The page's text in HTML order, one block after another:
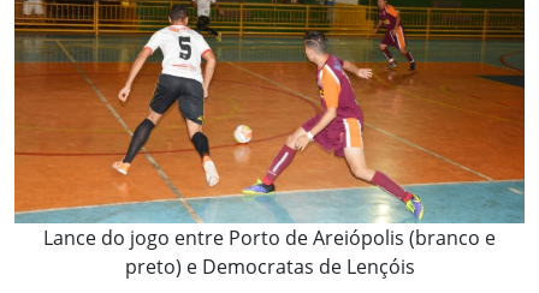
Lance do jogo entre Porto de Areiópolis (branco e
preto) e Democratas de Lençóis